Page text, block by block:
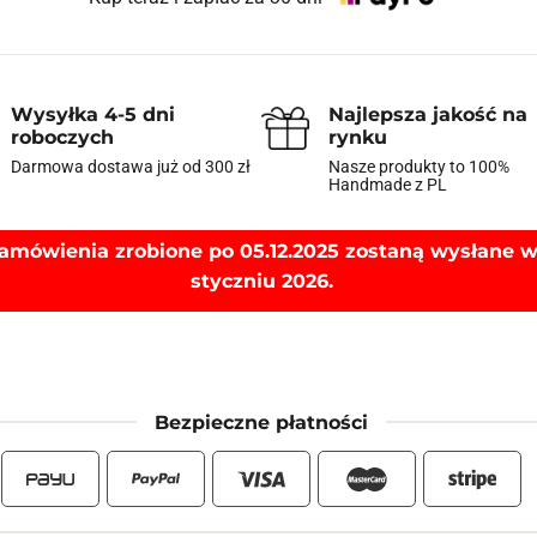
Wysyłka 4-5 dni
roboczych
Darmowa dostawa już od 300 zł
Najlepsza jakość na
rynku
Nasze produkty to 100%
Handmade z PL
zrobione po 05.12.2025 zostaną wysłane w
styczniu 2026.
Bezpieczne płatności